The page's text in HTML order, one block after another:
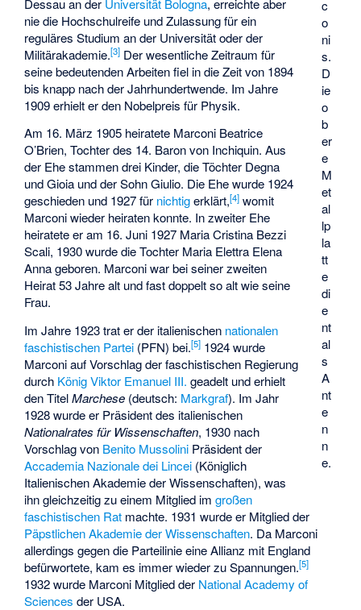
c
o
ni
s.
D
ie
o
b
er
e
M
et
al
lp
la
tt
e
di
e
nt
al
s
A
nt
e
n
n
e.
nie die Hochschulreife und Zulassung für ein
reguläres Studium an der Universität oder der
Militärakademie.[3] Der wesentliche Zeitraum für
seine bedeutenden Arbeiten fiel in die Zeit von 1894
bis knapp nach der Jahrhundertwende. Im Jahre
1909 erhielt er den Nobelpreis für Physik.
Am 16. März 1905 heiratete Marconi Beatrice
O’Brien, Tochter des 14. Baron von Inchiquin. Aus
der Ehe stammen drei Kinder, die Töchter Degna
und Gioia und der Sohn Giulio. Die Ehe wurde 1924
geschieden und 1927 für nichtigerklärt,[4] womit
Marconi wieder heiraten konnte. In zweiter Ehe
heiratete er am 16. Juni 1927 Maria Cristina Bezzi
Scali, 1930 wurde die Tochter Maria Elettra Elena
Anna geboren. Marconi war bei seiner zweiten
Heirat 53 Jahre alt und fast doppelt so alt wie seine
Frau.
Im Jahre 1923 trat er der italienischen nationalen
faschistischen Partei (PFN) bei.[5] 1924 wurde
Marconi auf Vorschlag der faschistischen Regierung
durch König Viktor Emanuel III. geadelt und erhielt
den TitelMarchese (deutsch: Markgraf). Im Jahr
1928 wurde er Präsident des italienischen
Nationalrates für Wissenschaften, 1930 nach
Vorschlag von Benito Mussolini Präsident der
Accademia Nazionale dei Lincei (Königlich
Italienischen Akademie der Wissenschaften), was
ihn gleichzeitig zu einem Mitglied imgroßen
faschistischen Rat machte. 1931 wurde er Mitglied der
Päpstlichen Akademie der Wissenschaften. Da Marconi
allerdings gegen die Parteilinie eine Allianz mit England
befürwortete, kam es immer wieder zu Spannungen.[5]
1932 wurde Marconi Mitglied der National Academy of
Sciences der USA.